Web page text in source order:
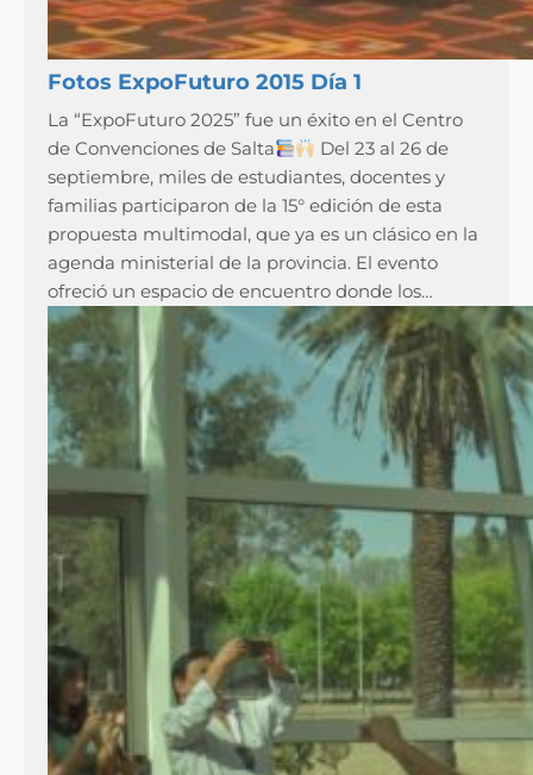
Fotos ExpoFuturo 2015 Día 1
La “ExpoFuturo 2025” fue un éxito en el Centro
de Convenciones de Salta
Del 23 al 26 de
septiembre, miles de estudiantes, docentes y
familias participaron de la 15° edición de esta
propuesta multimodal, que ya es un clásico en la
agenda ministerial de la provincia. El evento
ofreció un espacio de encuentro donde los…